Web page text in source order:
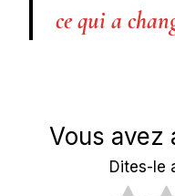
ce qui a
Vous avez
Dites-le